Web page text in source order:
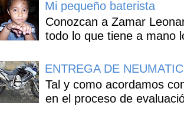
Mi pequeño baterista
Conozcan a Zamar
todo lo que tiene a mano
ENTREGA DE
Tal y como acordamos
en el proceso de